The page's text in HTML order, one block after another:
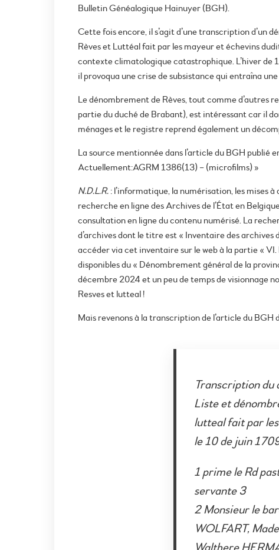
Bulletin Généalogique Hainuyer (BGH).
Cette fois encore, il s’agit d’une transcription d’un
Rèves et Luttéal fait par les mayeur et échevins
contexte climatologique catastrophique. L’hiver de
il provoqua une crise de subsistance qui entraîna
Le dénombrement de Rèves, tout comme d’autres
partie du duché de Brabant), est intéressant car il
ménages et le registre reprend également un
La source mentionnée dans l’article du BGH
Actuellement:AGRM 1386(13) – (microfilms) »
N.D.L.R. : l’informatique, la numérisation, les mises
recherche en ligne des Archives de l’État en
consultation en ligne du contenu numérisé. La
d’archives dont le titre est « Inventaire des archives
accéder via cet inventaire sur le web à la partie «
disponibles du « Dénombrement général de la
décembre 2024 et un peu de temps de visionnage
Resves et lutteal !
Mais revenons à la transcription de l’article du BGH
Transcription du
Liste et
lutteal fait par
le 10 de juin
1 prime le Rd
servante 3
2 Monsieur le
WOLFART,